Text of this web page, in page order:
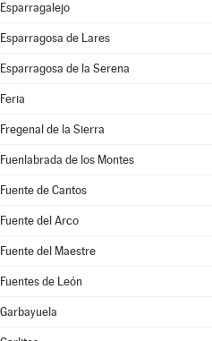
Esparragalejo
Esparragosa de Lares
Esparragosa de la Serena
Feria
Fregenal de la Sierra
Fuenlabrada de los Montes
Fuente de Cantos
Fuente del Arco
Fuente del Maestre
Fuentes de León
Garbayuela